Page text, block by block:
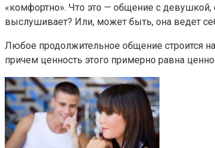
«комфортно». Что это — общение с девушкой,
выслушивает? Или, может быть, она ведет
Любое продолжительное общение строится
причем ценность этого примерно равна